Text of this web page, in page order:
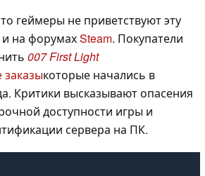
геймеры не приветствуют эту
и на форумахSteam. Покупатели
007 First Light
которые начались в
Критики высказывают опасения
доступности игры и
сервера на ПК.